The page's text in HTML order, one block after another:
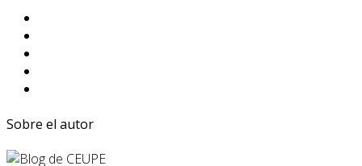
Sobre el autor